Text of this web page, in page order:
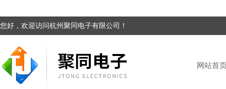
您好，欢迎访问杭州聚同电子有限公司！
网站首